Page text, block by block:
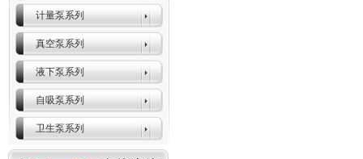
计量泵系列
真空泵系列
液下泵系列
自吸泵系列
卫生泵系列